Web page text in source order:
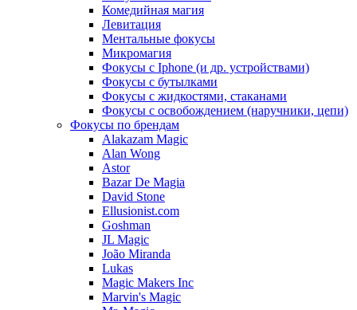
Комедийная магия
Левитация
Ментальные фокусы
Микромагия
Фокусы с Iphone (и др. устройствами)
Фокусы с бутылками
Фокусы с жидкостями, стаканами
Фокусы с освобождением (наручники, цепи)
Фокусы по брендам
Alakazam Magic
Alan Wong
Astor
Bazar De Magia
David Stone
Ellusionist.com
Goshman
JL Magic
João Miranda
Lukas
Magic Makers Inc
Marvin's Magic